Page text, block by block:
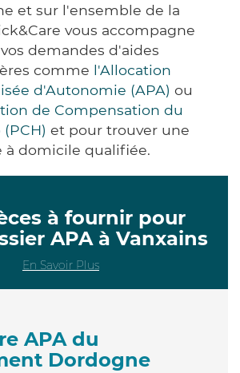
et sur l'ensemble de la
vous accompagne
demandes d'aides
comme l'Allocation
d'Autonomie (APA) ou
de Compensation du
et pour trouver une
à domicile qualifiée.
à fournir pour
APA à Vanxains
En Savoir Plus
APA du
Dordogne